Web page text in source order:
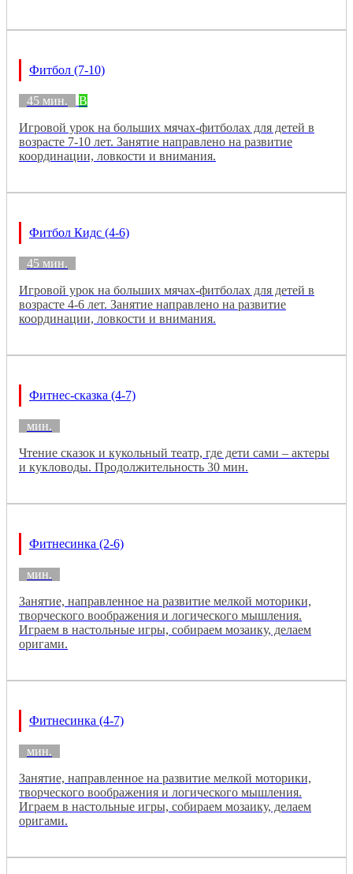
Фитбол (7-10)
45 мин.
B
Игровой урок на больших мячах-фитболах для детей в
возрасте 7-10 лет. Занятие направлено на развитие
координации, ловкости и внимания.
Фитбол Кидс (4-6)
45 мин.
Игровой урок на больших мячах-фитболах для детей в
возрасте 4-6 лет. Занятие направлено на развитие
координации, ловкости и внимания.
Фитнес-сказка (4-7)
мин.
Чтение сказок и кукольный театр, где дети сами – актеры
и кукловоды. Продолжительность 30 мин.
Фитнесинка (2-6)
мин.
Занятие, направленное на развитие мелкой моторики,
творческого воображения и логического мышления.
Играем в настольные игры, собираем мозаику, делаем
оригами.
Фитнесинка (4-7)
мин.
Занятие, направленное на развитие мелкой моторики,
творческого воображения и логического мышления.
Играем в настольные игры, собираем мозаику, делаем
оригами.